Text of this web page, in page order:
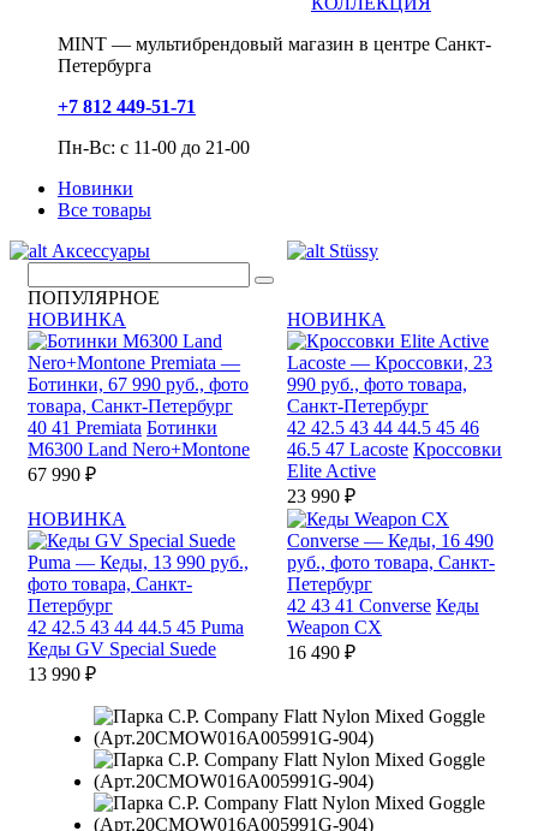
MINT — мультибрендовый магазин в центре Санкт-
Петербурга
+7 812 449-51-71
Пн-Вс: с 11-00 до 21-00
Новинки
Все товары
Аксессуары
Stüssy
ПОПУЛЯРНОЕ
НОВИНКА
40 41 Premiata Ботинки
M6300 Land Nero+Montone
67 990 ₽
НОВИНКА
42 42.5 43 44 44.5 45 46
46.5 47 Lacoste Кроссовки
Elite Active
23 990 ₽
НОВИНКА
42 42.5 43 44 44.5 45 Puma
Кеды GV Special Suede
13 990 ₽
42 43 41 Converse Кеды
Weapon CX
16 490 ₽